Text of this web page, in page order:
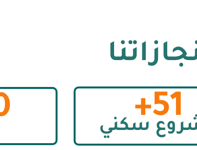
51+سكني